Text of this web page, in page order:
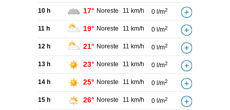
10 h 17° Noreste 11 km/h 0 l/m2
11 h 19° Noreste 11 km/h 0 l/m2
12 h 21° Noreste 11 km/h 0 l/m2
13 h 23° Noreste 11 km/h 0 l/m2
14 h 25° Noreste 11 km/h 0 l/m2
15 h 26° Noreste 11 km/h 0 l/m2